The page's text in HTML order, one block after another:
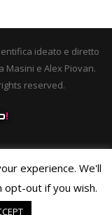
ideato e diretto
Masini e Alex Piovan.
reserved.
experience. We'll
opt-out if you wish.